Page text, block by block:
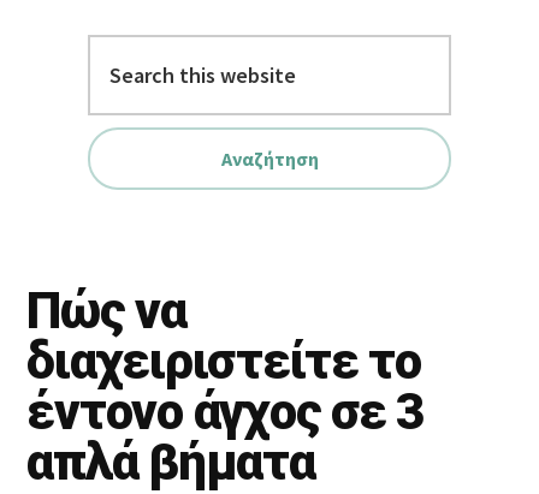
website
Πώς να
διαχειριστείτε το
έντονο άγχος σε 3
απλά βήματα